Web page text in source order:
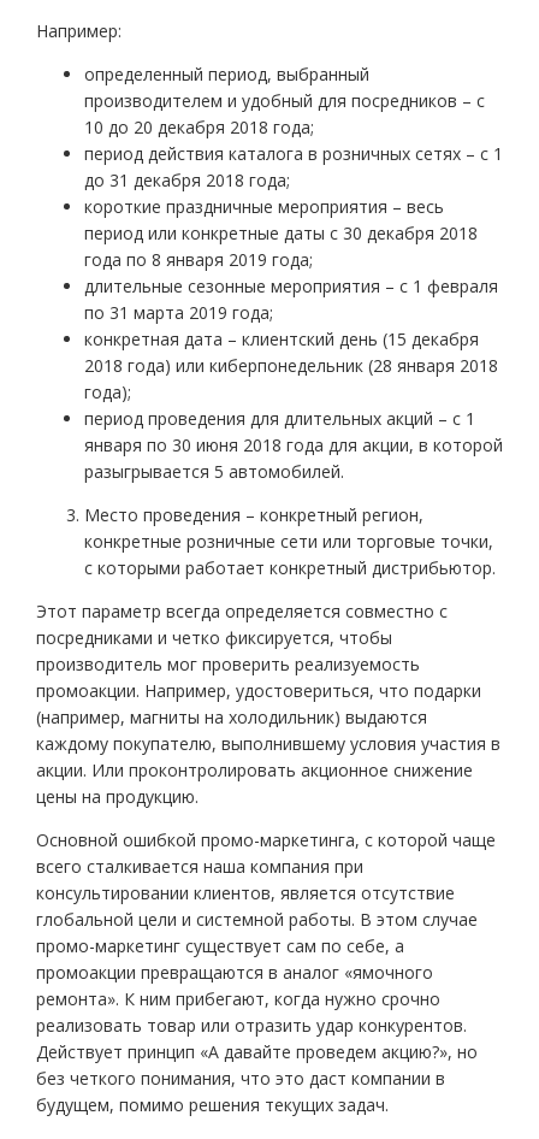
Например:
определенный период, выбранный
производителем и удобный для посредников – с
10 до 20 декабря 2018 года;
период действия каталога в розничных сетях – с 1
до 31 декабря 2018 года;
короткие праздничные мероприятия – весь
период или конкретные даты с 30 декабря 2018
года по 8 января 2019 года;
длительные сезонные мероприятия – с 1 февраля
по 31 марта 2019 года;
конкретная дата – клиентский день (15 декабря
2018 года) или киберпонедельник (28 января 2018
года);
период проведения для длительных акций – с 1
января по 30 июня 2018 года для акции, в которой
разыгрывается 5 автомобилей.
Место проведения – конкретный регион,
конкретные розничные сети или торговые точки,
с которыми работает конкретный дистрибьютор.
Этот параметр всегда определяется совместно с
посредниками и четко фиксируется, чтобы
производитель мог проверить реализуемость
промоакции. Например, удостовериться, что подарки
(например, магниты на холодильник) выдаются
каждому покупателю, выполнившему условия участия в
акции. Или проконтролировать акционное снижение
цены на продукцию.
Основной ошибкой промо-маркетинга, с которой чаще
всего сталкивается наша компания при
консультировании клиентов, является отсутствие
глобальной цели и системной работы. В этом случае
промо-маркетинг существует сам по себе, а
промоакции превращаются в аналог «ямочного
ремонта». К ним прибегают, когда нужно срочно
реализовать товар или отразить удар конкурентов.
Действует принцип «А давайте проведем акцию?», но
без четкого понимания, что это даст компании в
будущем, помимо решения текущих задач.